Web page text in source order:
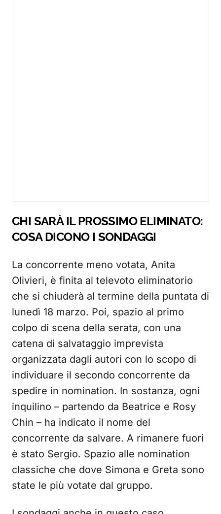
CHI SARÀ IL PROSSIMO ELIMINATO:
COSA DICONO I SONDAGGI
La concorrente meno votata, Anita
Olivieri, è finita al televoto eliminatorio
che si chiuderà al termine della puntata di
lunedì 18 marzo. Poi, spazio al primo
colpo di scena della serata, con una
catena di salvataggio imprevista
organizzata dagli autori con lo scopo di
individuare il secondo concorrente da
spedire in nomination. In sostanza, ogni
inquilino – partendo da Beatrice e Rosy
Chin – ha indicato il nome del
concorrente da salvare. A rimanere fuori
è stato Sergio. Spazio alle nomination
classiche che dove Simona e Greta sono
state le più votate dal gruppo.